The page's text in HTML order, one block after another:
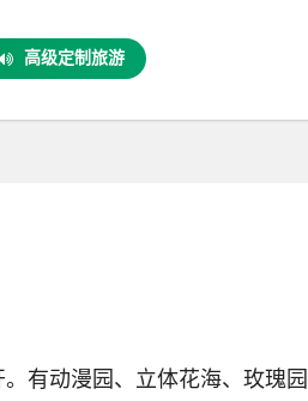
高级定制旅游
有动漫园、立体花海、玫瑰园